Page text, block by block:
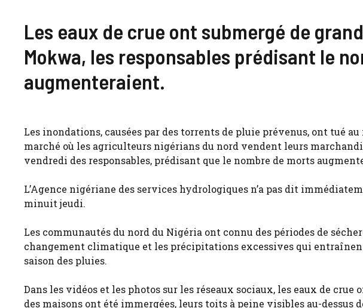
Les eaux de crue ont submergé de
Mokwa, les responsables prédisant le
augmenteraient.
Les inondations, causées par des torrents de pluie prévenus, ont tué
marché où les agriculteurs nigérians du nord vendent leurs
vendredi des responsables, prédisant que le nombre de morts
L’Agence nigériane des services hydrologiques n’a pas dit
minuit jeudi.
Les communautés du nord du Nigéria ont connu des périodes de
changement climatique et les précipitations excessives qui
saison des pluies.
Dans les vidéos et les photos sur les réseaux sociaux, les eaux de
des maisons ont été immergées, leurs toits à peine visibles au-dessus